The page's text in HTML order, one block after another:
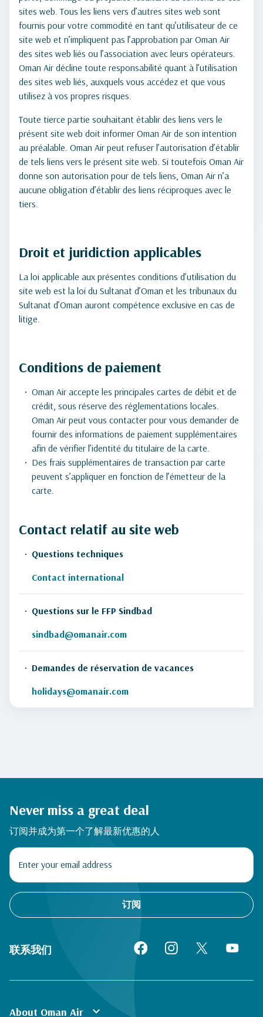
sites web. Tous les liens vers d’autres sites web sont
fournis pour votre commodité en tant qu’utilisateur de ce
site web et n’impliquent pas l’approbation par Oman Air
des sites web liés ou l’association avec leurs opérateurs.
Oman Air décline toute responsabilité quant à l’utilisation
des sites web liés, auxquels vous accédez et que vous
utilisez à vos propres risques.
Toute tierce partie souhaitant établir des liens vers le
présent site web doit informer Oman Air de son intention
au préalable. Oman Air peut refuser l’autorisation d’établir
de tels liens vers le présent site web. Si toutefois Oman Air
donne son autorisation pour de tels liens, Oman Air n’a
aucune obligation d’établir des liens réciproques avec le
tiers.
Droit et juridiction applicables
La loi applicable aux présentes conditions d’utilisation du
site web est la loi du Sultanat d’Oman et les tribunaux du
Sultanat d’Oman auront compétence exclusive en cas de
litige.
Conditions de paiement
Oman Air accepte les principales cartes de débit et de
crédit, sous réserve des réglementations locales.
Oman Air peut vous contacter pour vous demander de
fournir des informations de paiement supplémentaires
afin de vérifier l’identité du titulaire de la carte.
Des frais supplémentaires de transaction par carte
peuvent s’appliquer en fonction de l’émetteur de la
carte.
Contact relatif au site web
Questions techniques
Contact international
Questions sur le FFP Sindbad
sindbad@omanair.com
Demandes de réservation de vacances
holidays@omanair.com
Never miss a great deal
订阅并成为第一个了解最新优惠的人
订阅
联系我们
About Oman Air expand_more